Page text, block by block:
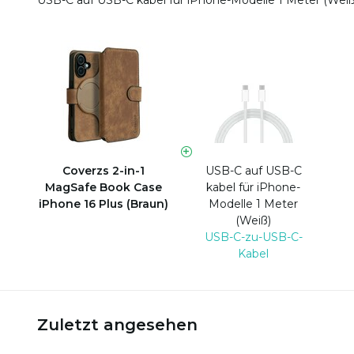
Coverzs 2-in-1
MagSafe Book Case
iPhone 16 Plus (Braun)
USB-C auf USB-C
kabel für iPhone-
Modelle 1 Meter
(Weiß)
USB-C-zu-USB-C-
Kabel
Zuletzt angesehen